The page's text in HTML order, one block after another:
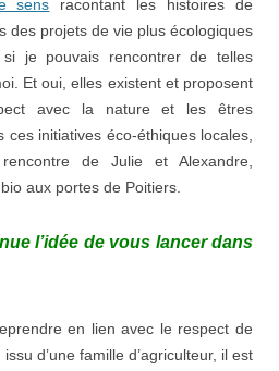
sens racontant les histoires de
des projets de vie plus écologiques
si je pouvais rencontrer de telles
Et oui, elles existent et proposent
avec la nature et les êtres
ces initiatives éco-éthiques locales,
de Julie et Alexandre,
aux portes de Poitiers.
l’idée de vous lancer dans
en lien avec le respect de
d’une famille d’agriculteur, il est